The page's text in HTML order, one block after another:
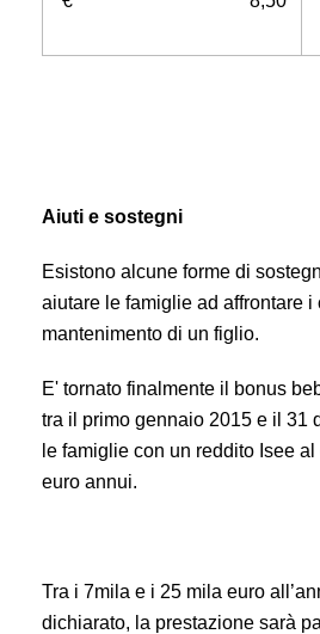
Aiuti e sostegni
Esistono alcune forme di
aiutare le famiglie ad affrontare i
mantenimento di un figlio.
E' tornato finalmente il bonus
tra il primo gennaio 2015 e il 31
le famiglie con un reddito Isee
euro annui.
Tra i 7mila e i 25 mila euro
dichiarato, la prestazione sarà